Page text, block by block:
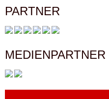
PARTNER
MEDIENPARTNER